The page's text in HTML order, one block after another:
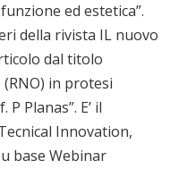
ed estetica”.
della rivista IL nuovo
dal titolo
in protesi
Planas”. E’ il
Innovation,
base Webinar